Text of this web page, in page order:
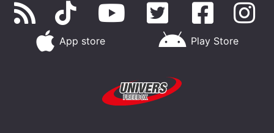
App store Play Store